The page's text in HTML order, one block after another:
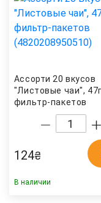
Ассорти 20 вкусов
"Листовые чаи",
фильтр-пакетов
(4820208950510)
124₴
В наличии